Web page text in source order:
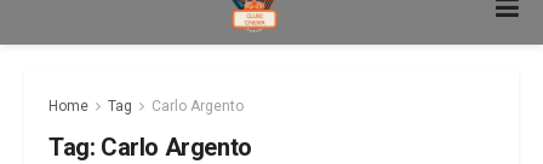
Home Tag Carlo Argento
Tag: Carlo Argento